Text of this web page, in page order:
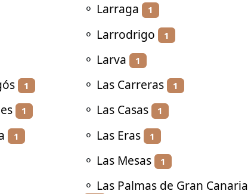
1
1
1
⚬ Larraga 1
⚬ Larrodrigo 1
⚬ Larva 1
⚬ Las Carreras 1
⚬ Las Casas 1
⚬ Las Eras 1
⚬ Las Mesas 1
⚬ Las Palmas de Gran Canaria